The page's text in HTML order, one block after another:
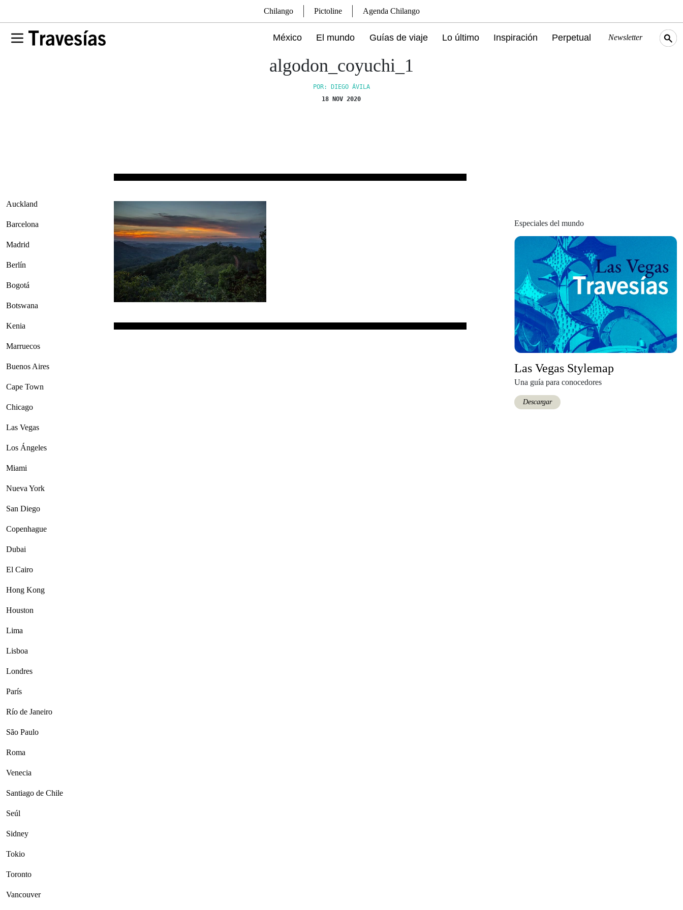
Chilango Pictoline Agenda Chilango
México El mundo Guías de viaje Lo último Inspiración Perpetual Newsletter
algodon_coyuchi_1
POR: DIEGO ÁVILA
18 NOV 2020
Auckland
Barcelona
Madrid
Berlín
Bogotá
Botswana
Kenia
Marruecos
Buenos Aires
Cape Town
Chicago
Las Vegas
Los Ángeles
Miami
Nueva York
San Diego
Copenhague
Dubai
El Cairo
Hong Kong
Houston
Lima
Lisboa
Londres
París
Río de Janeiro
São Paulo
Roma
Venecia
Santiago de Chile
Seúl
Sidney
Tokio
Toronto
Vancouver
Especiales del mundo
Las Vegas Stylemap
Una guía para conocedores
Descargar